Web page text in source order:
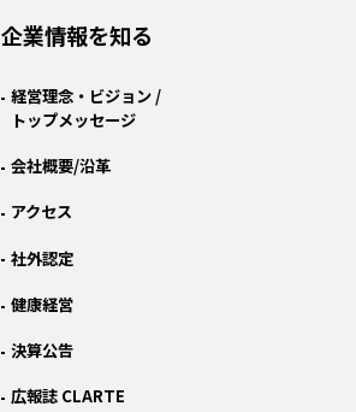
企業情報を知る
経営理念・ビジョン /
トップメッセージ
会社概要/沿革
アクセス
社外認定
健康経営
決算公告
広報誌 CLARTE